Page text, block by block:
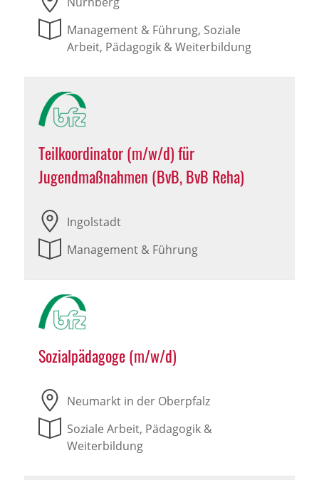
Management & Führung, Soziale
Arbeit, Pädagogik & Weiterbildung
Teilkoordinator (m/w/d) für
Jugendmaßnahmen (BvB, BvB Reha)
Ingolstadt
Management & Führung
Sozialpädagoge (m/w/d)
Neumarkt in der Oberpfalz
Soziale Arbeit, Pädagogik &
Weiterbildung